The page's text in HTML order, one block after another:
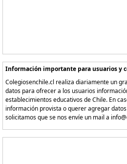
Información importante para usuarios y
Colegiosenchile.cl realiza diariamente un
datos para ofrecer a los usuarios
establecimientos educativos de Chile. En
información provista o querer agregar
solicitamos que se nos envíe un mail a